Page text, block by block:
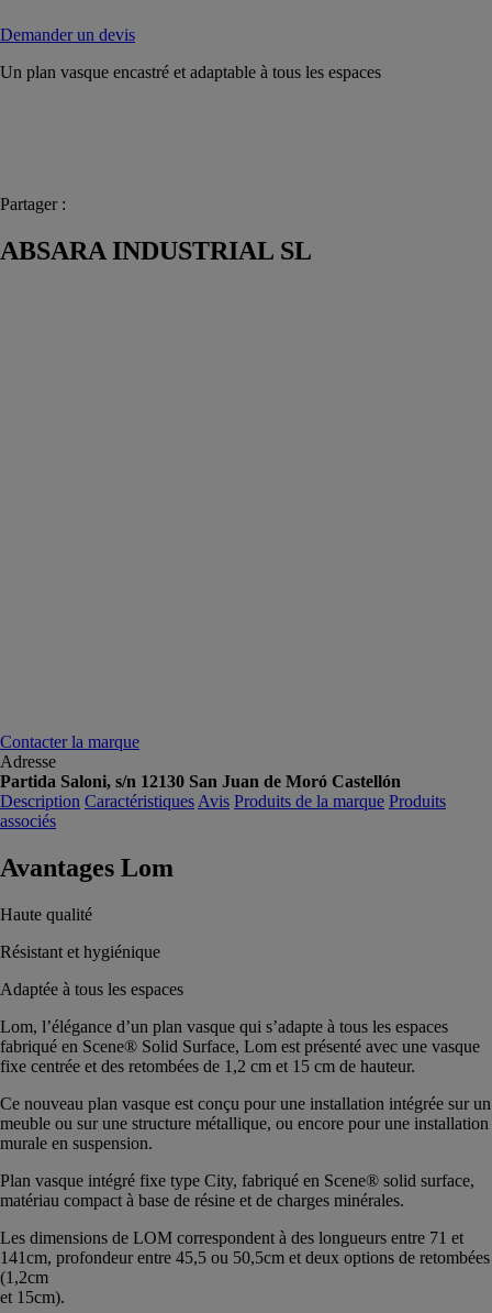
Demander un devis
Un plan vasque encastré et adaptable à tous les espaces
Partager :
ABSARA INDUSTRIAL SL
Contacter la marque
Adresse
Partida Saloni, s/n 12130 San Juan de Moró Castellón
Description Caractéristiques Avis Produits de la marque Produits
associés
Avantages Lom
Haute qualité
Résistant et hygiénique
Adaptée à tous les espaces
Lom, l’élégance d’un plan vasque qui s’adapte à tous les espaces
fabriqué en Scene® Solid Surface, Lom est présenté avec une vasque
fixe centrée et des retombées de 1,2 cm et 15 cm de hauteur.
Ce nouveau plan vasque est conçu pour une installation intégrée sur un
meuble ou sur une structure métallique, ou encore pour une installation
murale en suspension.
Plan vasque intégré fixe type City, fabriqué en Scene® solid surface,
matériau compact à base de résine et de charges minérales.
Les dimensions de LOM correspondent à des longueurs entre 71 et
141cm, profondeur entre 45,5 ou 50,5cm et deux options de retombées
(1,2cm
et 15cm).